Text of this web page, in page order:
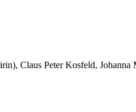
Claus Peter Kosfeld,